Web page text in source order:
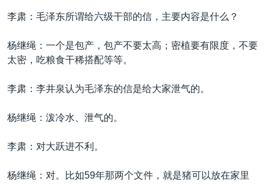
李肃：毛泽东所谓给六级干部的信，主要内容是什么？
杨继绳：一个是包产，包产不要太高；密植要有限度，不要
太密，吃粮食干稀搭配等等。
李肃：李井泉认为毛泽东的信是给大家泄气的。
杨继绳：泼冷水、泄气的。
李肃：对大跃进不利。
杨继绳：对。比如59年那两个文件，就是猪可以放在家里